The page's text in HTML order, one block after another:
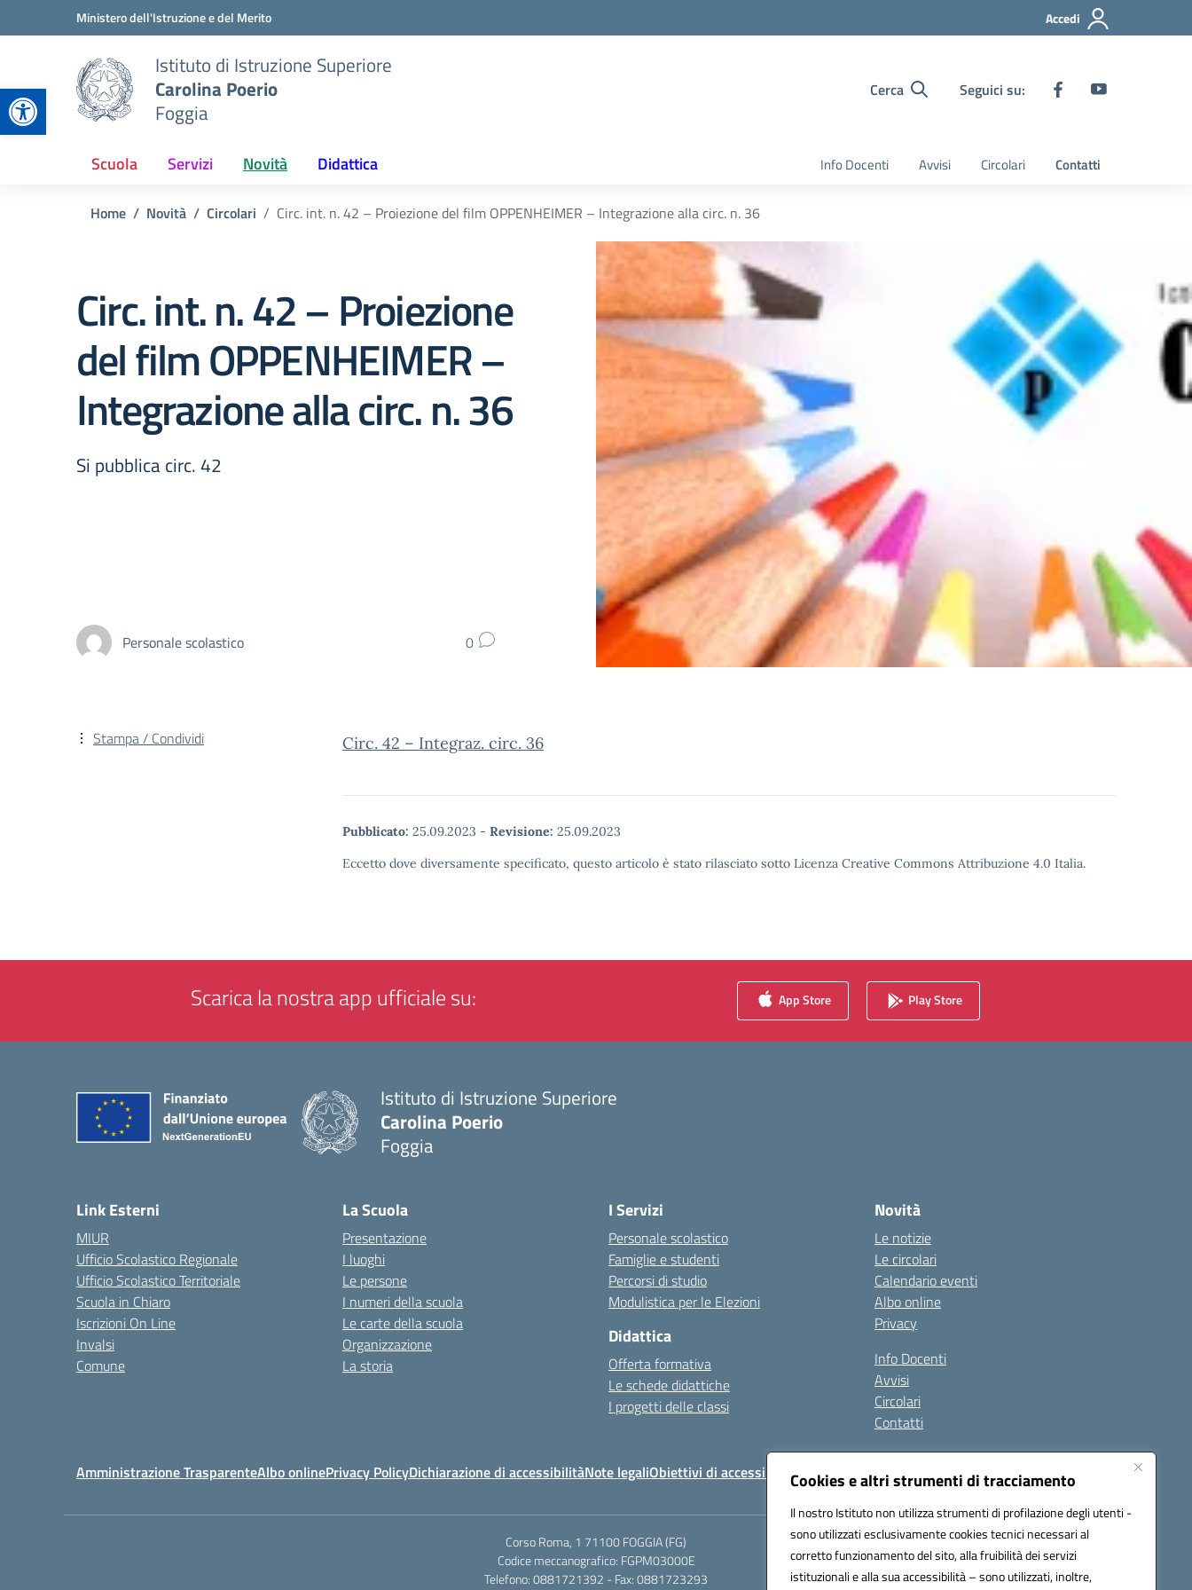
Apri la barra degli strumenti
Cookies e altri strumenti di tracciamento
Il nostro Istituto non utilizza strumenti di profilazione degli utenti -
sono utilizzati esclusivamente cookies tecnici necessari al
corretto funzionamento del sito, alla fruibilità dei servizi
istituzionali e alla sua accessibilità – sono utilizzati, inoltre,
Vai ai contenuti
Vai al menu di navigazioneMinistero dell'Istruzione e del Merito Accedi
Istituto di Istruzione Superiore
Carolina Poerio
Foggia
Cerca Seguici su:
Scuola Servizi Novità Didattica Info Docenti Avvisi Circolari Contatti
Home Novità Circolari Circ. int. n. 42 – Proiezione del film OPPENHEIMER – Integrazione alla circ. n. 36
Circ. int. n. 42 – Proiezione
del film OPPENHEIMER –
Integrazione alla circ. n. 36
Si pubblica circ. 42
Personale scolastico 0
Circ. 42 – Integraz. circ. 36
Pubblicato: 25.09.2023 - Revisione: 25.09.2023
Eccetto dove diversamente specificato, questo articolo è stato rilasciato sotto Licenza Creative Commons Attribuzione 4.0 Italia.
Stampa / Condividi
Scarica la nostra app ufficiale su: App Store Play Store
Istituto di Istruzione Superiore
Carolina Poerio
Foggia
Link Esterni
MIUR
Ufficio Scolastico Regionale
Ufficio Scolastico Territoriale
Scuola in Chiaro
Iscrizioni On Line
Invalsi
Comune
La Scuola
Presentazione
I luoghi
Le persone
I numeri della scuola
Le carte della scuola
Organizzazione
La storia
I Servizi
Personale scolastico
Famiglie e studenti
Percorsi di studio
Modulistica per le Elezioni
Didattica
Offerta formativa
Le schede didattiche
I progetti delle classi
Novità
Le notizie
Le circolari
Calendario eventi
Albo online
Privacy
Info Docenti
Avvisi
Circolari
Contatti
Amministrazione TrasparenteAlbo onlinePrivacy PolicyDichiarazione di accessibilitàNote legaliObiettivi di accessibilità Seguici su:
Corso Roma, 1 71100 FOGGIA (FG)
Codice meccanografico: FGPM03000E
Telefono: 0881721392 - Fax: 0881723293